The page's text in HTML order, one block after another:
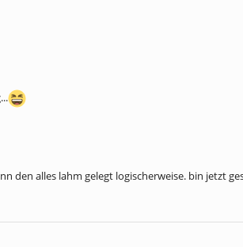
den alles lahm gelegt logischerweise. bin jetzt